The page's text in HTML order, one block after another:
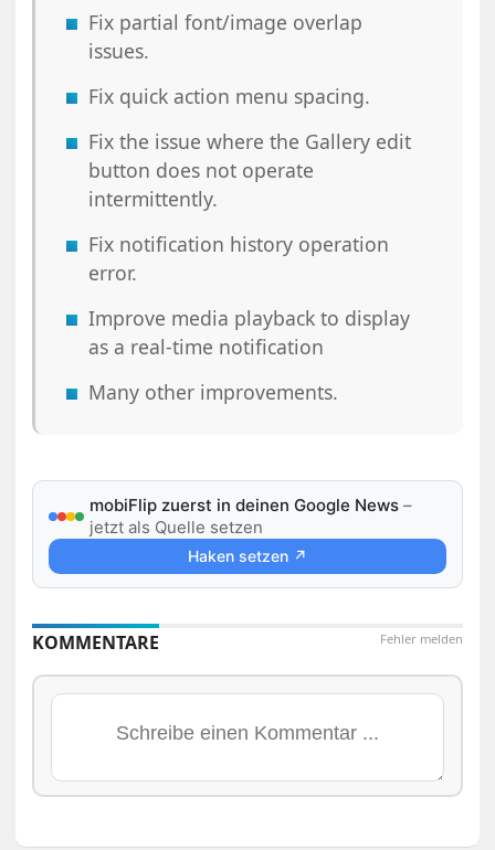
Fix partial font/image overlap
issues.
Fix quick action menu spacing.
Fix the issue where the Gallery edit
button does not operate
intermittently.
Fix notification history operation
error.
Improve media playback to display
as a real-time notification
Many other improvements.
mobiFlip zuerst in deinen Google News –
jetzt als Quelle setzen
Haken setzen ↗
Fehler melden
KOMMENTARE